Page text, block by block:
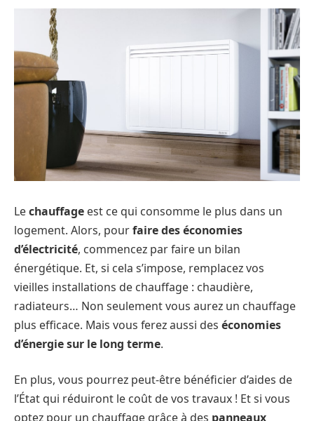
Lechauffage est ce qui consomme le plus dans un
logement. Alors, pourfaire des économies
d’électricité, commencez par faire un bilan
énergétique. Et, si cela s’impose, remplacez vos
vieilles installations de chauffage : chaudière,
radiateurs… Non seulement vous aurez un chauffage
plus efficace. Mais vous ferez aussi des économies
d’énergie sur le long terme.
En plus, vous pourrez peut-être bénéficier d’aides de
l’État qui réduiront le coût de vos travaux ! Et si vous
optez pour un chauffage grâce à des panneaux